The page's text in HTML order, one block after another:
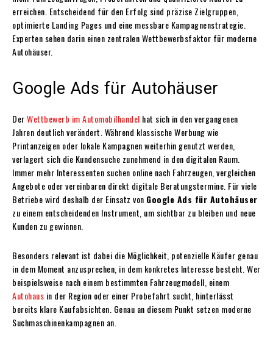
erreichen. Entscheidend für den Erfolg sind präzise Zielgruppen,
optimierte Landing Pages und eine messbare Kampagnenstrategie.
Experten sehen darin einen zentralen Wettbewerbsfaktor für moderne
Autohäuser.
Google Ads für Autohäuser
DerWettbewerb im Automobilhandel hat sich in den vergangenen
Jahren deutlich verändert. Während klassische Werbung wie
Printanzeigen oder lokale Kampagnen weiterhin genutzt werden,
verlagert sich die Kundensuche zunehmend in den digitalen Raum.
Immer mehr Interessenten suchen online nach Fahrzeugen, vergleichen
Angebote oder vereinbaren direkt digitale Beratungstermine. Für viele
Betriebe wird deshalb der Einsatz von Google Ads für Autohäuser
zu einem entscheidenden Instrument, um sichtbar zu bleiben und neue
Kunden zu gewinnen.
Besonders relevant ist dabei die Möglichkeit, potenzielle Käufer genau
in dem Moment anzusprechen, in dem konkretes Interesse besteht. Wer
beispielsweise nach einem bestimmten Fahrzeugmodell, einem
Autohaus in der Region oder einer Probefahrt sucht, hinterlässt
bereits klare Kaufabsichten. Genau an diesem Punkt setzen moderne
Suchmaschinenkampagnen an.